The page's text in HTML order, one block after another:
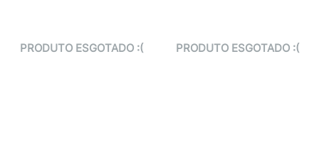
PRODUTO ESGOTADO :( PRODUTO ESGOTADO :(